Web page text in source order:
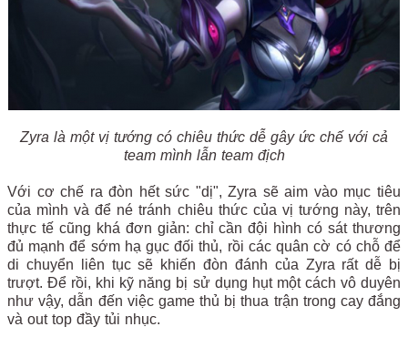
Zyra là một vị tướng có chiêu thức dễ gây ức chế với cả
team mình lẫn team địch
Với cơ chế ra đòn hết sức "dị", Zyra sẽ aim vào mục tiêu
của mình và để né tránh chiêu thức của vị tướng này, trên
thực tế cũng khá đơn giản: chỉ cần đội hình có sát thương
đủ mạnh để sớm hạ gục đối thủ, rồi các quân cờ có chỗ để
di chuyển liên tục sẽ khiến đòn đánh của Zyra rất dễ bị
trượt. Để rồi, khi kỹ năng bị sử dụng hụt một cách vô duyên
như vậy, dẫn đến việc game thủ bị thua trận trong cay đắng
và out top đầy tủi nhục.